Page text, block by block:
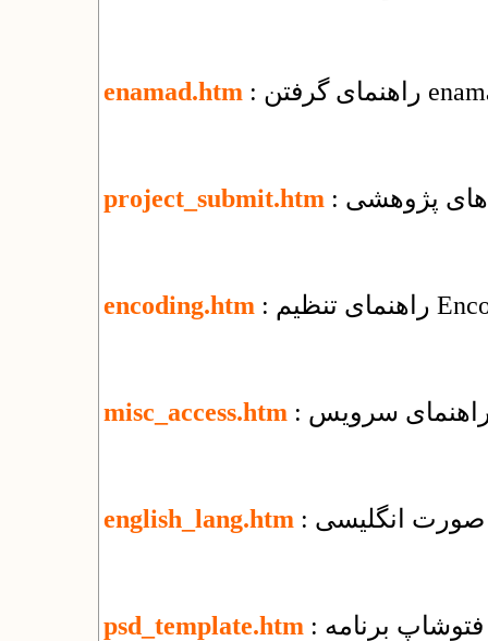
enamad.htm
project_submit.htm پژوهشی
encoding.htm
misc_access.htm
english_lang.htm صورت انگلیسی
psd_template.htm فتوشاپ برنامه